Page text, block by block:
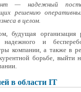
— надежный
решению
в целом.
будущая организация
надежного и
компании, а также в
борьбе, выйти
в области IT